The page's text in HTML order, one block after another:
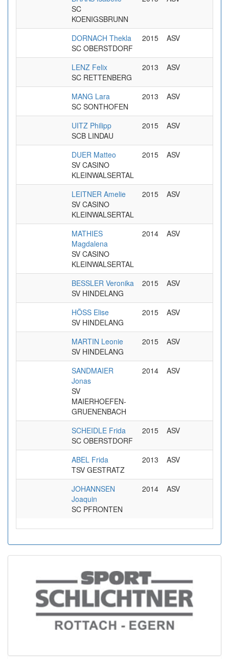
SC
KOENIGSBRUNN
DORNACH Thekla
SC OBERSTDORF
2015 ASV
LENZ Felix
SC RETTENBERG
2013 ASV
MANG Lara
SC SONTHOFEN
2013 ASV
UITZ Philipp
SCB LINDAU
2015 ASV
DUER Matteo
SV CASINO
KLEINWALSERTAL
2015 ASV
LEITNER Amelie
SV CASINO
KLEINWALSERTAL
2015 ASV
MATHIES
Magdalena
SV CASINO
KLEINWALSERTAL
2014 ASV
BESSLER Veronika
SV HINDELANG
2015 ASV
HÖSS Elise
SV HINDELANG
2015 ASV
MARTIN Leonie
SV HINDELANG
2015 ASV
SANDMAIER
Jonas
SV
MAIERHOEFEN-
GRUENENBACH
2014 ASV
SCHEIDLE Frida
SC OBERSTDORF
2015 ASV
ABEL Frida
TSV GESTRATZ
2013 ASV
JOHANNSEN
Joaquin
SC PFRONTEN
2014 ASV